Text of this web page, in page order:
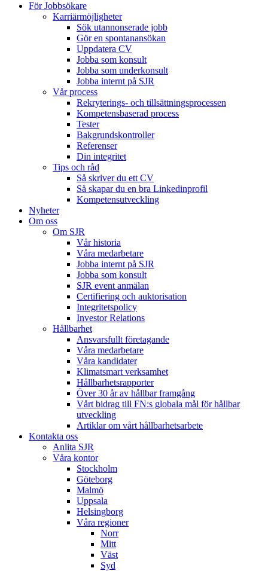
För Jobbsökare
Karriärmöjligheter
Sök utannonserade jobb
Gör en spontanansökan
Uppdatera CV
Jobba som konsult
Jobba som underkonsult
Jobba internt på SJR
Vår process
Rekryterings- och tillsättningsprocessen
Kompetensbaserad process
Tester
Bakgrundskontroller
Referenser
Din integritet
Tips och råd
Så skriver du ett CV
Så skapar du en bra Linkedinprofil
Kompetensutveckling
Nyheter
Om oss
Om SJR
Vår historia
Våra medarbetare
Jobba internt på SJR
Jobba som konsult
SJR event anmälan
Certifiering och auktorisation
Integritetspolicy
Investor Relations
Hållbarhet
Ansvarsfullt företagande
Våra medarbetare
Våra kandidater
Klimatsmart verksamhet
Hållbarhetsrapporter
Över 30 år av hållbar framgång
Vårt bidrag till FN:s globala mål för hållbar
utveckling
Artiklar om vårt hållbarhetsarbete
Kontakta oss
Anlita SJR
Våra kontor
Stockholm
Göteborg
Malmö
Uppsala
Helsingborg
Våra regioner
Norr
Mitt
Väst
Syd